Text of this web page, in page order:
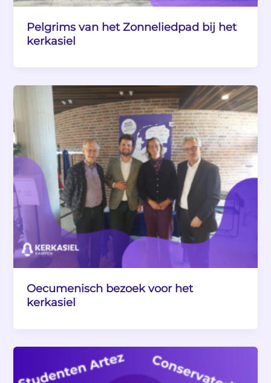
Pelgrims van het Zonneliedpad bij het
kerkasiel
Oecumenisch bezoek voor het
kerkasiel